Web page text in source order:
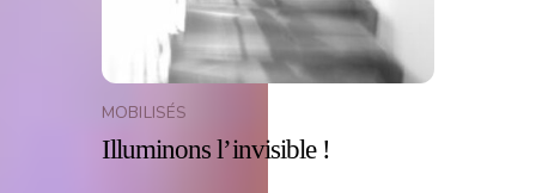
MOBILISÉS
Illuminons l’invisible !